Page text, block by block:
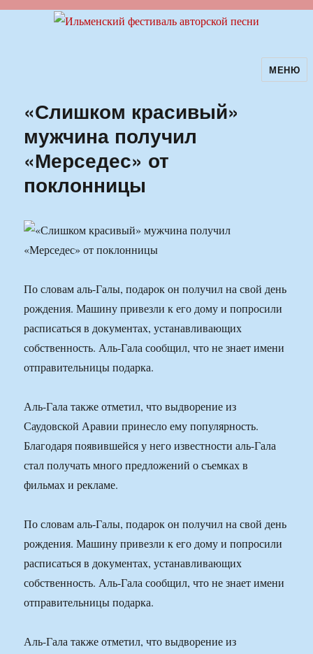
Ильменский фестиваль авторскойМЕНЮ
«Слишком красивый»
мужчина получил
«Мерседес» от
поклонницы
По словам аль-Галы, подарок он получил на свой день
рождения. Машину привезли к его дому и попросили
расписаться в документах, устанавливающих
собственность. Аль-Гала сообщил, что не знает имени
отправительницы подарка.
Аль-Гала также отметил, что выдворение из
Саудовской Аравии принесло ему популярность.
Благодаря появившейся у него известности аль-Гала
стал получать много предложений о съемках в
фильмах и рекламе.
По словам аль-Галы, подарок он получил на свой день
рождения. Машину привезли к его дому и попросили
расписаться в документах, устанавливающих
собственность. Аль-Гала сообщил, что не знает имени
отправительницы подарка.
Аль-Гала также отметил, что выдворение из